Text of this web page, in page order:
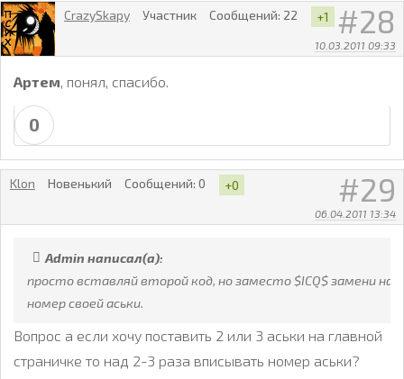
28
10.03.2011 09:33
CrazySkapy Участник Сообщений: 22 +1
Артем , понял, спасибо.
0
29
06.04.2011 13:34
Klon Новенький Сообщений: 0 +0
Admin написал(а):
просто вставляй второй код, но заместо $ICQ$ замени на
номер своей аськи.
Вопрос а если хочу поставить 2 или 3 аськи на главной
страничке то над 2-3 раза вписывать номер аськи?